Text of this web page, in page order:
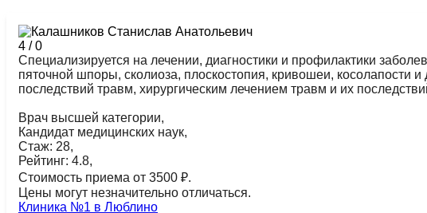
4 /0
Специализируется на лечении, диагностики и профилактики
пяточной шпоры, сколиоза, плоскостопия, кривошеи, косолапости
последствий травм, хирургическим лечением травм и их
Врач высшей категории,
Кандидат медицинских наук,
Стаж: 28,
Рейтинг: 4.8,
Стоимость приема от 3500 ₽.
Цены могут незначительно отличаться.
Клиника №1 в Люблино